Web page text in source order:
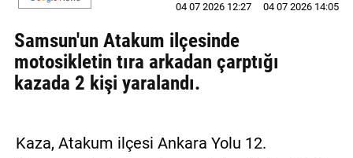
YAZARLAR
BİZE
ULAŞIN
İletişim
04 07 2026 12:27
04 07 2026 14:05
Samsun'un Atakum ilçesinde
motosikletin tıra arkadan çarptığı
kazada 2 kişi yaralandı.
Kaza, Atakum ilçesi Ankara Yolu 12.